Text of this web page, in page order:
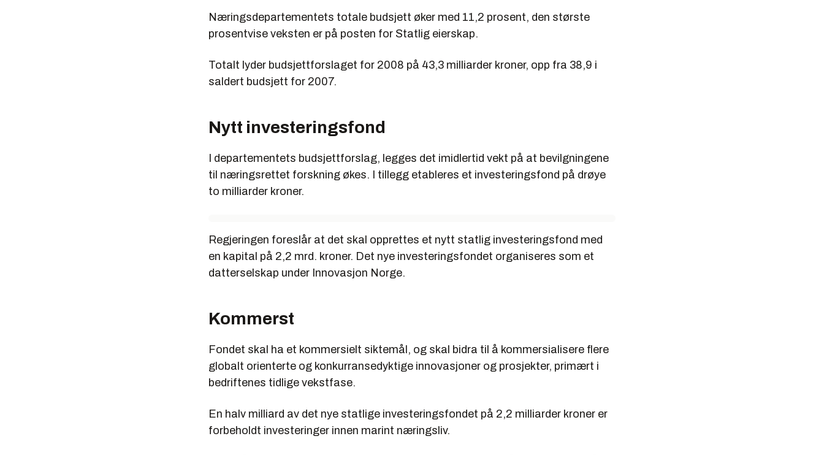
Næringsdepartementets totale budsjett øker med 11,2 prosent, den største
prosentvise veksten er på posten for Statlig eierskap.
Totalt lyder budsjettforslaget for 2008 på 43,3 milliarder kroner, opp fra 38,9 i
saldert budsjett for 2007.
Nytt investeringsfond
I departementets budsjettforslag, legges det imidlertid vekt på at bevilgningene
til næringsrettet forskning økes. I tillegg etableres et investeringsfond på drøye
to milliarder kroner.
Regjeringen foreslår at det skal opprettes et nytt statlig investeringsfond med
en kapital på 2,2 mrd. kroner. Det nye investeringsfondet organiseres som et
datterselskap under Innovasjon Norge.
Kommerst
Fondet skal ha et kommersielt siktemål, og skal bidra til å kommersialisere flere
globalt orienterte og konkurransedyktige innovasjoner og prosjekter, primært i
bedriftenes tidlige vekstfase.
En halv milliard av det nye statlige investeringsfondet på 2,2 milliarder kroner er
forbeholdt investeringer innen marint næringsliv.